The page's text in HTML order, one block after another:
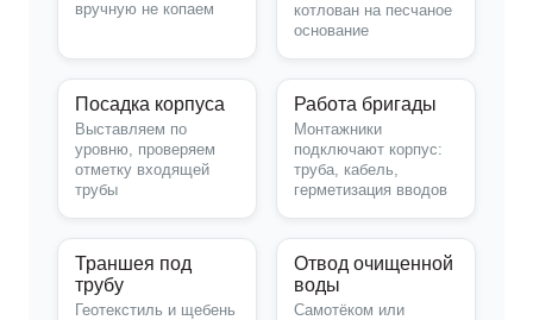
вручную не копаем
котлован на песчаное
основание
Посадка корпуса
Выставляем по
уровню, проверяем
отметку входящей
трубы
Работа бригады
Монтажники
подключают корпус:
труба, кабель,
герметизация вводов
Траншея под
трубу
Геотекстиль и щебень
Отвод очищенной
воды
Самотёком или